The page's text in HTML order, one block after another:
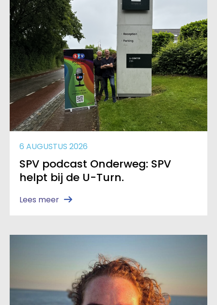
6 AUGUSTUS 2026
SPV podcast Onderweg: SPV
helpt bij de U-Turn.
Lees meer